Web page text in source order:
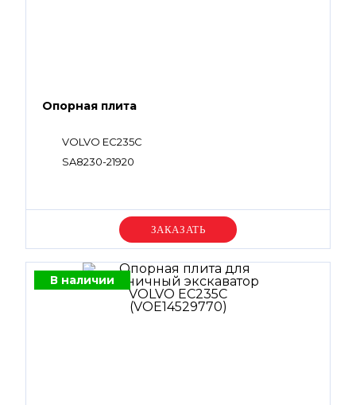
Опорная плита
VOLVO EC235C
SA8230-21920
Уточняйте цену
В наличии